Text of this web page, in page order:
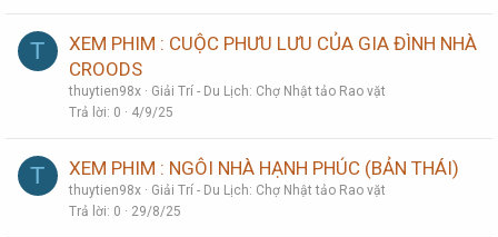
T
XEM PHIM : CUỘC PHƯU LƯU CỦA GIA ĐÌNH NHÀ
CROODS
thuytien98x
Giải Trí - Du Lịch: Chợ Nhật tảo Rao vặt
Trả lời 0 4/9/25
T XEM PHIM : NGÔI NHÀ HẠNH PHÚC (BẢN THÁI)
thuytien98x
Giải Trí - Du Lịch: Chợ Nhật tảo Rao vặt
Trả lời 0 29/8/25